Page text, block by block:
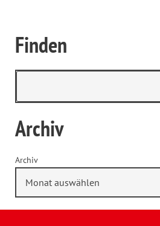
Finden
Archiv
Archiv